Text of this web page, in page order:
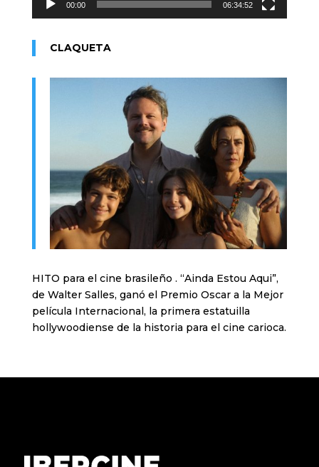
00:00 06:34:52
CLAQUETA
HITO para el cine brasileño . “Ainda Estou Aqui”,
de Walter Salles, ganó el Premio Oscar a la Mejor
película Internacional, la primera estatuilla
hollywoodiense de la historia para el cine carioca.